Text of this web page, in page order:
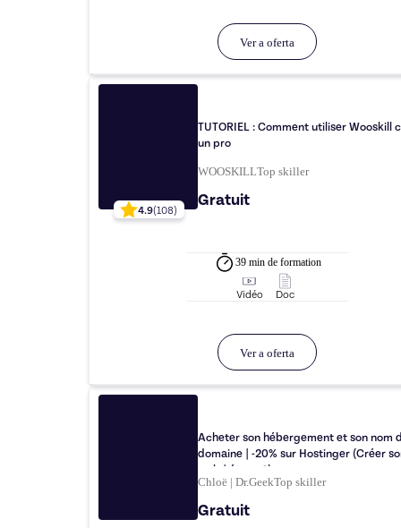
Ver a oferta
4.9(108)
TUTORIEL : Comment utiliser Wooskill
un pro
WOOSKILLTop skiller
Gratuit
39 minde formation
Vidéo Doc
Ver a oferta
Acheter son hébergement et son nom
domaine | -20% sur Hostinger (Créer
web | étape 1)
Chloë | Dr.GeekTop skiller
Gratuit